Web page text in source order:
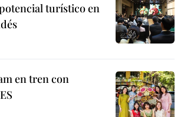
turístico en
en tren con